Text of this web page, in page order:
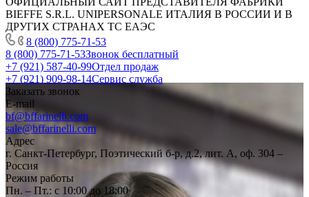
BIEFFE S.R.L. UNIPERSONALE ИТАЛИЯ В РОССИИ И В
ДРУГИХ СТРАНАХ ТС ЕАЭС
8 (800) 775-71-53
8 (800) 775-71-53Звонок бесплатный
+7 (921) 587-40-99Отдел продаж
+7 (921) 909-98-14Сервис служба
Заказать звонок
E-mail
bf@bffarinelli.com
sale@bffarinelli.com
Адрес
г. Санкт-Петербург, Поэтический б-р, д.2, лит. А, оф. 304 –
Россия
Режим работы
Пн. – Пт.: с 10:00 до 18:00